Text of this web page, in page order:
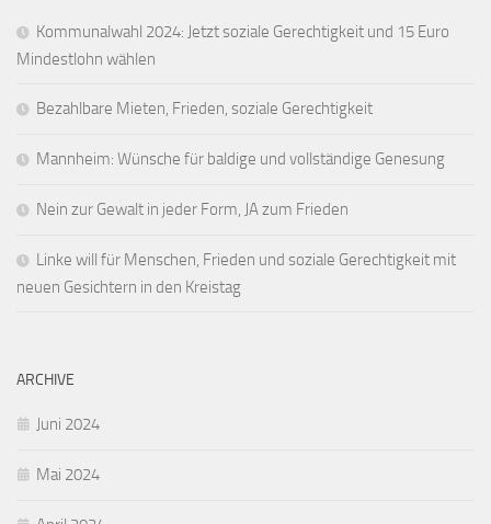
Kommunalwahl 2024: Jetzt soziale Gerechtigkeit und 15 Euro
Mindestlohn wählen
Bezahlbare Mieten, Frieden, soziale Gerechtigkeit
Mannheim: Wünsche für baldige und vollständige Genesung
Nein zur Gewalt in jeder Form, JA zum Frieden
Linke will für Menschen, Frieden und soziale Gerechtigkeit mit
neuen Gesichtern in den Kreistag
ARCHIVE
Juni 2024
Mai 2024